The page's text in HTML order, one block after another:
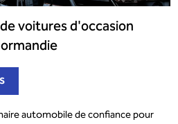
voitures d'occasion
automobile de confiance pour